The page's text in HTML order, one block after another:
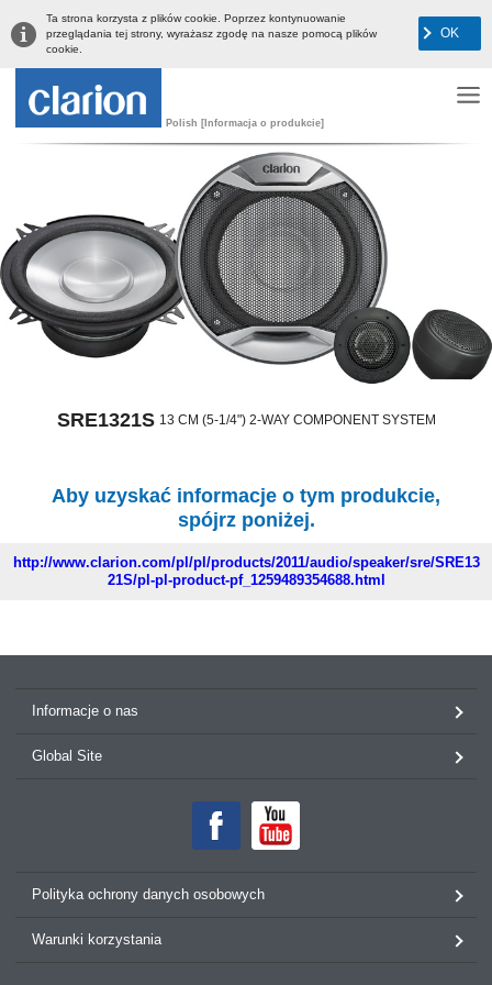
Ta strona korzysta z plików cookie. Poprzez kontynuowanie
przeglądania tej strony, wyrażasz zgodę na nasze pomocą plików
cookie.
OK
Polish [Informacja o produkcie]
SRE1321S 13 CM (5-1/4") 2-WAY COMPONENT SYSTEM
Aby uzyskać informacje o tym produkcie,
spójrz poniżej.
http://www.clarion.com/pl/pl/products/2011/audio/speaker/sre/SRE13
21S/pl-pl-product-pf_1259489354688.html
Informacje o nas
Global Site
Polityka ochrony danych osobowych
Warunki korzystania